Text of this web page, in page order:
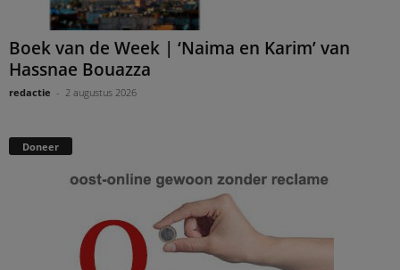
Boek van de Week | ‘Naima en Karim’ van
Hassnae Bouazza
redactie - 2 augustus 2026
Doneer